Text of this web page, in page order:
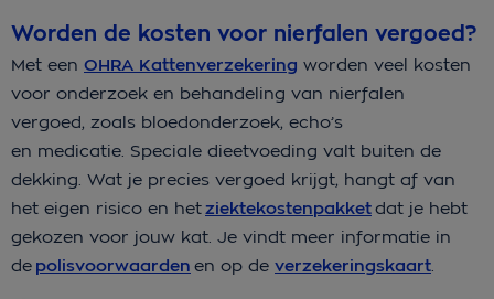
Worden de kosten voor nierfalen vergoed?
Met een OHRA Kattenverzekering worden veel kosten
voor onderzoek en behandeling van nierfalen
vergoed, zoals bloedonderzoek, echo’s
en medicatie. Speciale dieetvoeding valt buiten de
dekking. Wat je precies vergoed krijgt, hangt af van
het eigen risico en hetziektekostenpakketdat je hebt
gekozen voor jouw kat. Je vindt meer informatie in
de polisvoorwaarden en op de verzekeringskaart.